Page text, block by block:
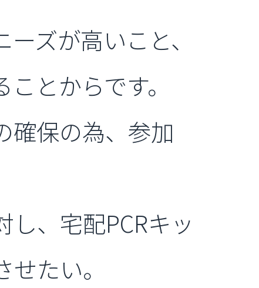
ズが高いこと、
とからです。
確保の為、参加
、宅配PCRキッ
たい。